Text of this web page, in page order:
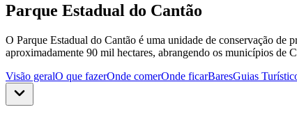
Parque Estadual do Cantão
O Parque Estadual do Cantão é uma unidade de conservação de
aproximadamente 90 mil hectares, abrangendo os municípios de
Visão geralO que fazerOnde comerOnde ficarBaresGuias